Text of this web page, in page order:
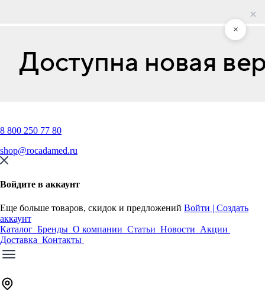
8 800 250 77 80
shop@rocadamed.ru
Войдите в аккаунт
Еще больше товаров, скидок и предложений Войти | Создать
аккаунт
Каталог Бренды О компании Статьи Новости Акции
Доставка Контакты
×